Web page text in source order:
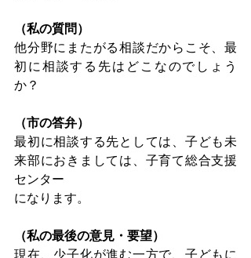
（私の質問）
他分野にまたがる相談だからこそ、最
初に相談する先はどこなのでしょう
か？
（市の答弁）
最初に相談する先としては、子ども未
来部におきましては、子育て総合支援
センター
になります。
（私の最後の意見・要望）